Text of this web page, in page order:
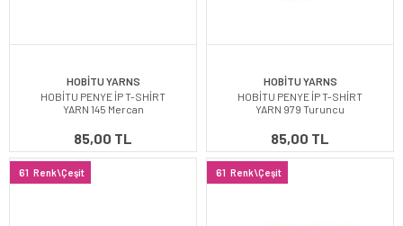
HOBİTU YARNS
HOBİTU PENYE İP T-SHİRT
YARN 145 Mercan
85,00 TL
HOBİTU YARNS
HOBİTU PENYE İP T-SHİRT
YARN 979 Turuncu
85,00 TL
61 Renk\Çeşit 61 Renk\Çeşit